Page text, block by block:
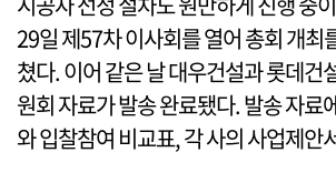
29일 제57차 이사회를 열어 총회 개최
쳤다. 이어 같은 날 대우건설과 롯데건
원회 자료가 발송 완료됐다. 발송 자료
와 입찰참여 비교표, 각 사의 사업제안